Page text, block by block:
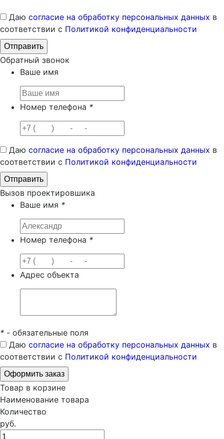
Даю согласие на обработку персональных данных в
соответствии с Политикой конфиденциальности
Обратный звонок
Ваше имя
Номер телефона *
Даю согласие на обработку персональных данных в
соответствии с Политикой конфиденциальности
Вызов проектировшика
Ваше имя *
Номер телефона *
Адрес объекта
* - обязательные поля
Даю согласие на обработку персональных данных в
соответствии с Политикой конфиденциальности
Товар в корзине
Наименование товара
Количество
руб.